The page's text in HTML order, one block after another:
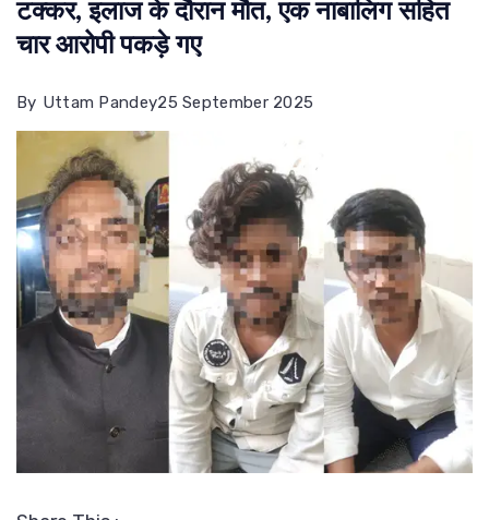
टक्कर, इलाज के दौरान मौत, एक नाबालिग सहित
चार आरोपी पकड़े गए
By Uttam Pandey25 September 2025